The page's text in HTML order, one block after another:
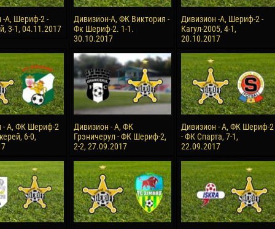
-А, Шериф-2 -
3-1, 04.11.2017
Дивизион-А, ФК Виктория -
Фк Шериф-2. 1-1.
30.10.2017
Дивизион -А, Шериф-2 -
Кагул-2005, 4-1,
20.10.2017
- А, ФК Шериф-2
6-0,
Дивизион - А, ФК
Грэничерул - ФК Шериф-2,
2-2, 27.09.2017
Дивизион - А, ФК Шериф-2
- ФК Спарта, 7-1,
22.09.2017